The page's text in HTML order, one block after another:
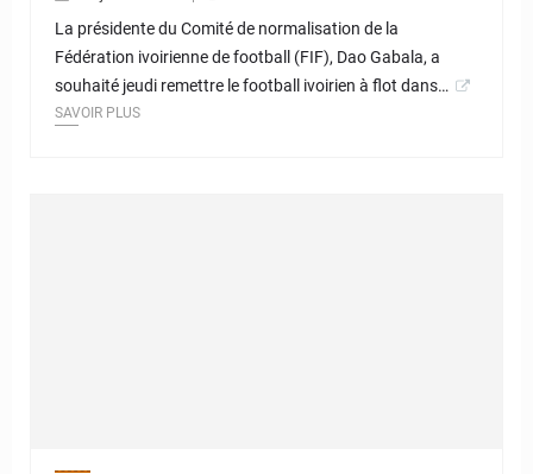
La présidente du Comité de normalisation de la
Fédération ivoirienne de football (FIF), Dao Gabala, a
souhaité jeudi remettre le football ivoirien à flot dans…
SAVOIR PLUS